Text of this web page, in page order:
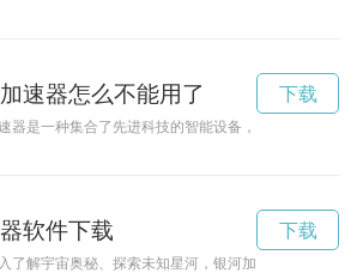
速器怎么不能用了
器是一种集合了先进科技的智能设备，能够提供快速
下载
软件下载
了解宇宙奥秘、探索未知星河，银河加速器官网入口
下载